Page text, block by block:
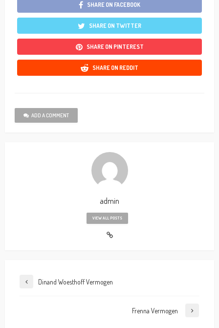
SHARE ON FACEBOOK
SHARE ON TWITTER
SHARE ON PINTEREST
SHARE ON REDDIT
ADD A COMMENT
admin
VIEW ALL POSTS
Dinand Woesthoff Vermogen
Frenna Vermogen